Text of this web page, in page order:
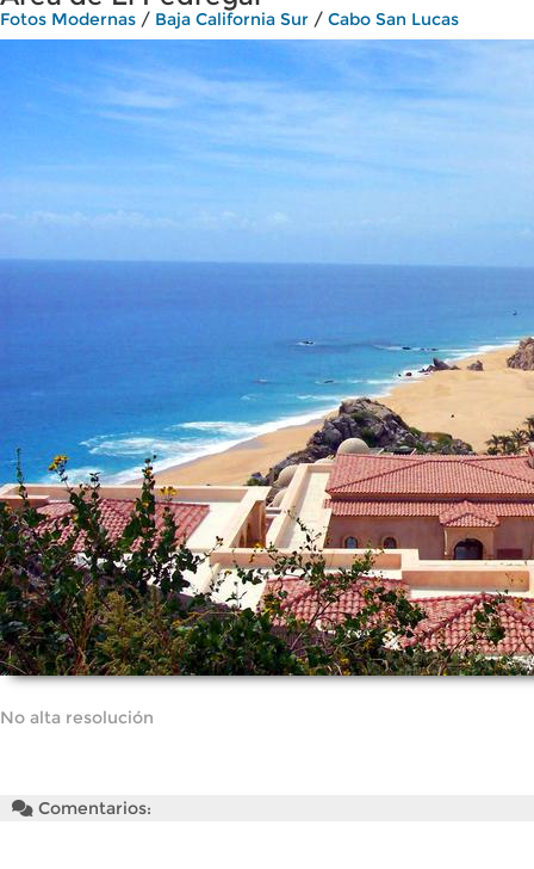
Fotos Modernas / Baja California Sur / Cabo San Lucas
No alta resolución
Comentarios: